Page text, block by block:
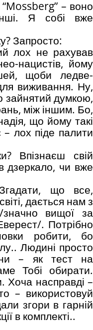
– воно
Я собі вже
Запросто:
лох не рахував
нацистів, йому
щоби ледве-
виживання. Ну,
зайнятий думкою,
між іншим. Бо,
що йому такі
– лох піде палити
Впізнаєш свій
дзеркало, чи вже
що все,
дається нам з
вищої за
. Потрібно
робити, бо
Людині просто
– як тест на
Тобі обирати.
насправді –
– використовуй
згори в гарній
в комплекті..